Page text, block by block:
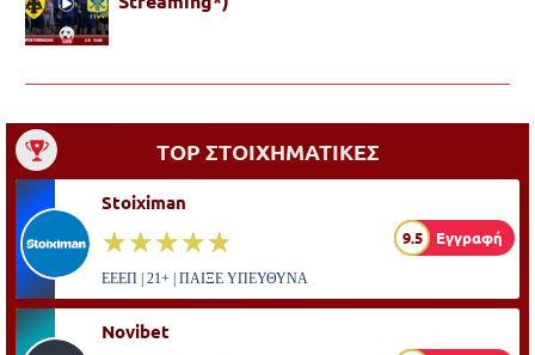
TOP ΣΤΟΙΧΗΜΑΤΙΚΕΣ
Stoiximan
☆☆☆☆☆
★★★★★ 9.5 Εγγραφή
ΕΕΕΠ | 21+ | ΠΑΙΞΕ ΥΠΕΥΘΥΝΑ
Novibet